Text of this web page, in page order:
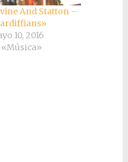
And Statton –
10, 2016
«Música»